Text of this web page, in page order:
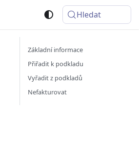
Hledat
Základní informace
Přiřadit k podkladu
Vyřadit z podkladů
Nefakturovat